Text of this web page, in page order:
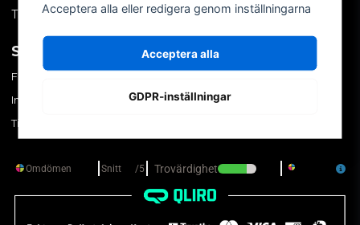
Tips & trix
SOCIALA MEDIER
Facebook
Instagram
TikTok
MITT KONTO
Skapa konto
Acceptera alla eller redigera genom inställningarna
Acceptera alla
GDPR-inställningar